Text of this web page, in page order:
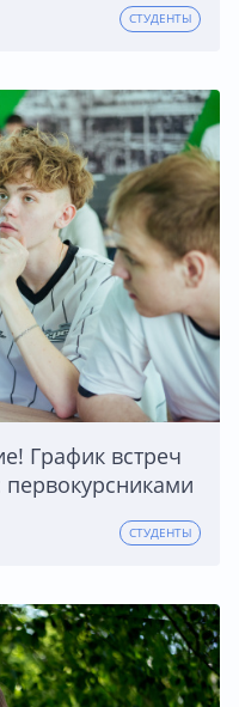
СТУДЕНТЫ
График встреч
первокурсниками
СТУДЕНТЫ